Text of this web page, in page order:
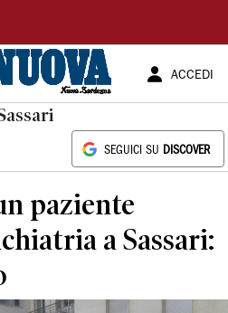
ACCEDI
SEGUICI SU DISCOVER
paziente
a Sassari: